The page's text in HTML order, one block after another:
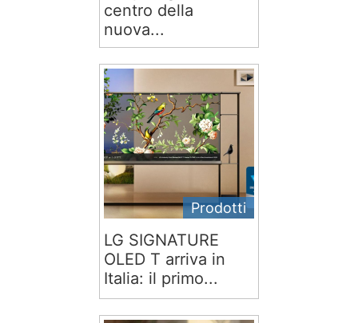
centro della
nuova...
Prodotti
LG SIGNATURE
OLED T arriva in
Italia: il primo...